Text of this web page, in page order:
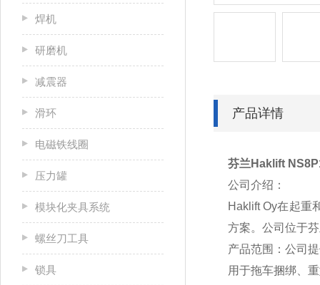
焊机
研磨机
减震器
滑环
电磁铁线圈
压力罐
模块化夹具系统
螺丝刀工具
锁具
产品详情
芬兰Haklift
公司介绍：
Haklift Oy在起重
方案。公司位于
产品范围：公司
用于拖车捆绑、